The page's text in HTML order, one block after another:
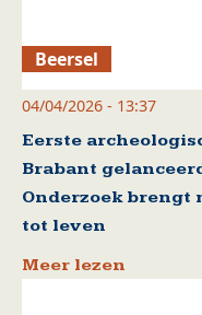
Beersel
04/04/2026 - 13:37
Eerste
Brabant
Onderzoek brengt
tot leven
Meer lezen